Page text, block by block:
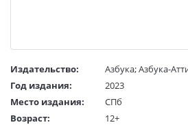
Издательство: Азбука;Азбука-
Год издания:
2023
Место издания:
СПб
Возраст:
12+